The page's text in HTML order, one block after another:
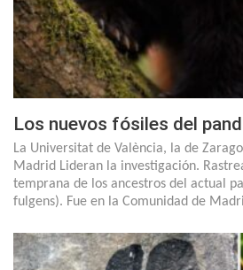
Los nuevos fósiles del
La Universitat de València, la de
Madrid Lideran la investigación.
temprana de los ancestros del actual
fulgens). Fue en la Comunidad de